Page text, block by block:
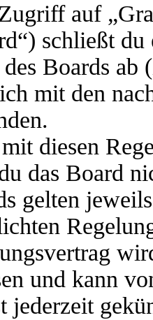
auf
schließt
Boards ab
mit den
diesen
das Board
gelten
und kann
jederzeit